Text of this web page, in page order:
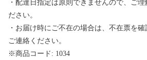
・配達日指定は原則できませんので、ご
ださい。
・お届け時にご不在の場合は、不在票を
ご連絡ください。
※商品コード: 1034